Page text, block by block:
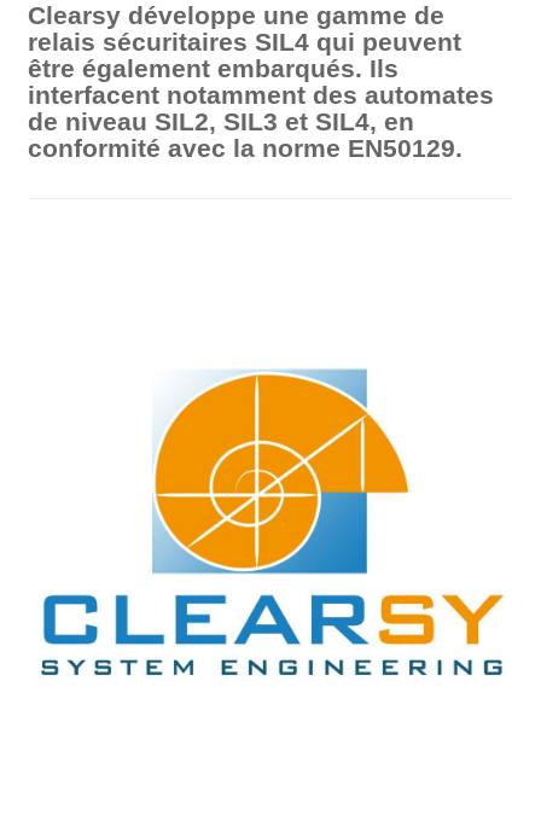
Clearsy développe une gamme de
relais sécuritaires SIL4 qui peuvent
être également embarqués. Ils
interfacent notamment des automates
de niveau SIL2, SIL3 et SIL4, en
conformité avec la norme EN50129.